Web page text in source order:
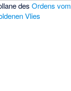
desOrdens vom
Vlies